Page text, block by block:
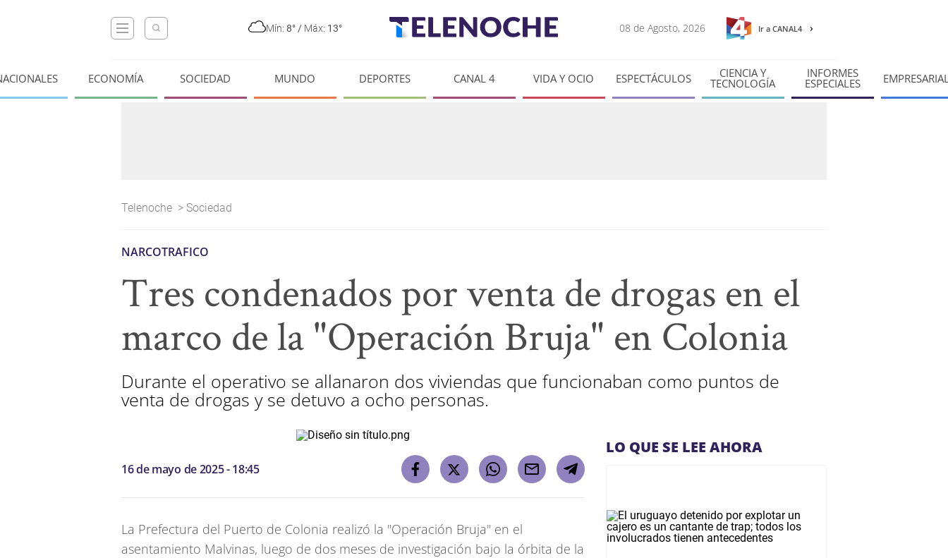
Mín: 8° / Máx: 13° 08 de Agosto, 2026 Ir a CANAL4
ECONOMÍA SOCIEDAD MUNDO DEPORTES CANAL 4 VIDA Y OCIO ESPECTÁCULOS CIENCIA Y
TECNOLOGÍA
INFORMES
ESPECIALES
Telenoche > Sociedad
NARCOTRAFICO
Tres condenados por venta de drogas en el
marco de la "Operación Bruja" en Colonia
Durante el operativo se allanaron dos viviendas que funcionaban como puntos de
venta de drogas y se detuvo a ocho personas.
16 de mayo de 2025 - 18:45
La Prefectura del Puerto de Colonia realizó la "Operación Bruja" en el
asentamiento Malvinas, luego de dos meses de investigación bajo la órbita de la
LO QUE SE LEE AHORA